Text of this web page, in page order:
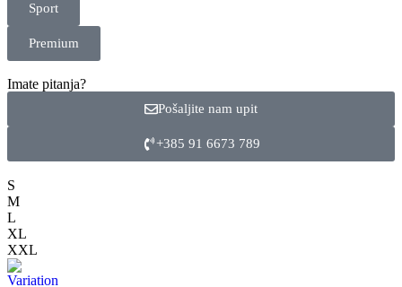
Sport
Premium
Imate pitanja?
Pošaljite nam upit
+385 91 6673 789
S
M
L
XL
XXL